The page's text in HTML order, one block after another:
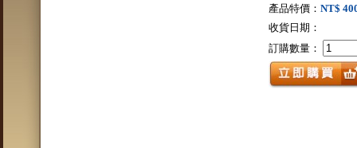
產品特價： NT$
收貨日期：
訂購數量：